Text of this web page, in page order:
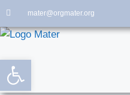
mater@orgmater.org
Obre la barra